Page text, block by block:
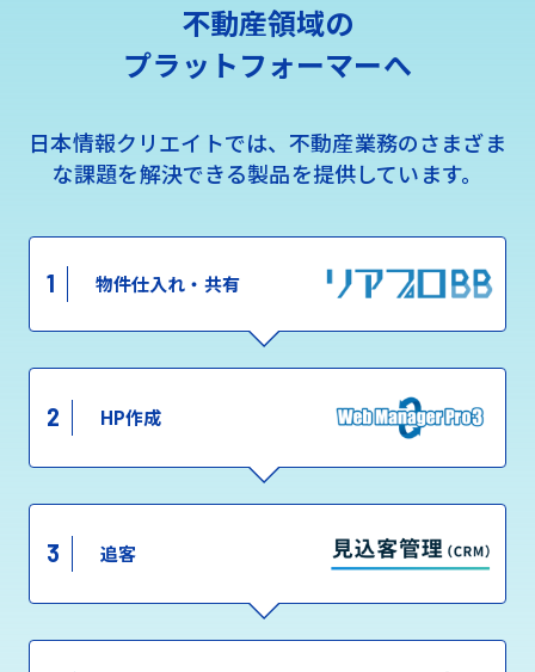
不動産領域の
プラットフォーマーへ
日本情報クリエイトでは、不動産業務のさまざま
な課題を解決できる製品を提供しています。
1 物件仕入れ・共有
2 HP作成
3 追客